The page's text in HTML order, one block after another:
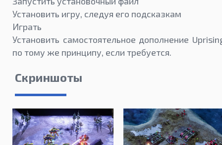
Установить игру, следуя его подсказкам
Играть
Установить самостоятельное дополнение
по тому же принципу, если требуется.
Скриншоты